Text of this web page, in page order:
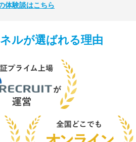
体験談はこちら
ルが選ばれる理由